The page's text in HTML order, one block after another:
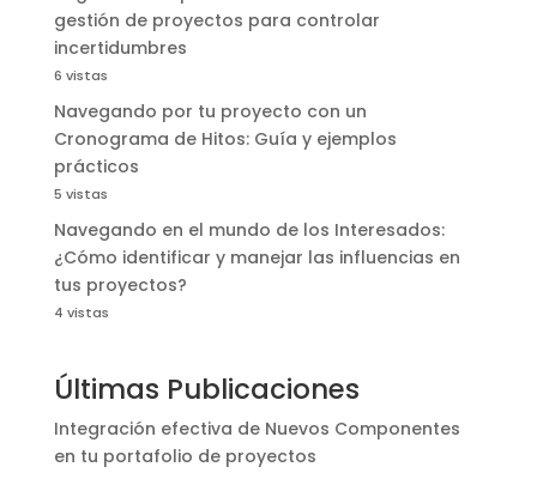
gestión de proyectos para controlar
incertidumbres
6 vistas
Navegando por tu proyecto con un
Cronograma de Hitos: Guía y ejemplos
prácticos
5 vistas
Navegando en el mundo de los Interesados:
¿Cómo identificar y manejar las influencias en
tus proyectos?
4 vistas
Últimas Publicaciones
Integración efectiva de Nuevos Componentes
en tu portafolio de proyectos